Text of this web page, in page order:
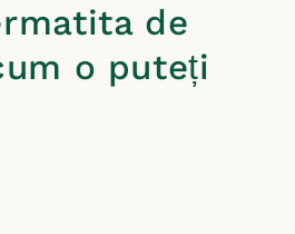
de
o puteți